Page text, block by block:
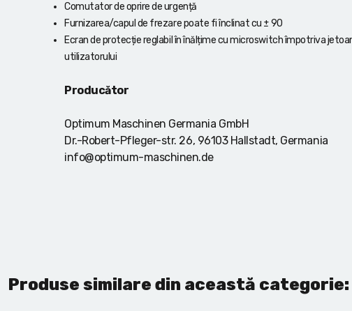
Comutator de oprire de urgență
Furnizarea/capul de frezare poate fi înclinat cu ± 90
Ecran de protecție reglabil în înălțime cu microswitch împotriva
utilizatorului
Producător
Optimum Maschinen Germania GmbH
Dr.-Robert-Pfleger-str. 26, 96103 Hallstadt, Germania
info@optimum-maschinen.de
Produse similare din această categorie: